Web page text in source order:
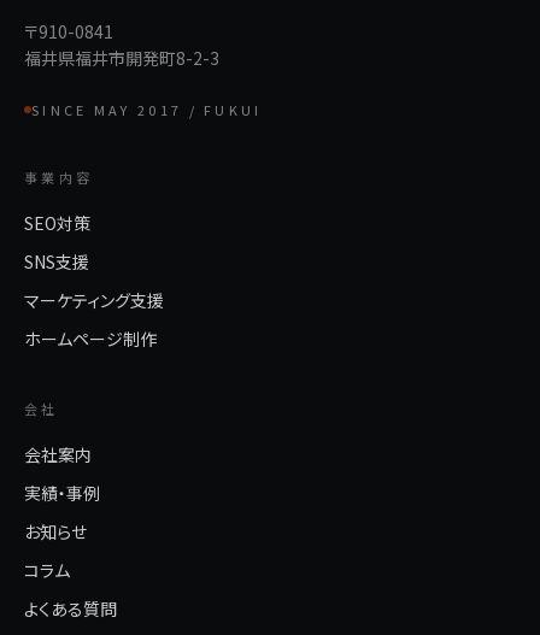
〒910-0841
福井県福井市開発町8-2-3
SINCE MAY 2017 / FUKUI
事業内容
SEO対策
SNS支援
マーケティング支援
ホームページ制作
会社
会社案内
実績・事例
お知らせ
コラム
よくある質問